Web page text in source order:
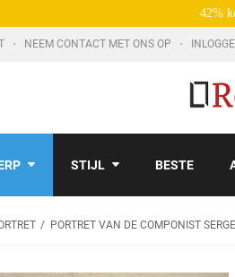
42%
NEEM CONTACT MET ONS OP
STIJL BESTE
PORTRET VAN DE COMPONIST